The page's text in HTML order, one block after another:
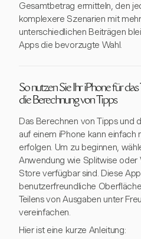
Gesamtbetrag ermitteln, den
komplexere Szenarien mit
unterschiedlichen Beiträgen
Apps die bevorzugte Wahl.
So nutzen Sie Ihr iPhone für
die Berechnung von Tipps
Das Berechnen von Tipps und
auf einem iPhone kann einfach
erfolgen. Um zu beginnen,
Anwendung wie Splitwise oder
Store verfügbar sind. Diese
benutzerfreundliche
Teilens von Ausgaben unter
vereinfachen.
Hier ist eine kurze Anleitung: